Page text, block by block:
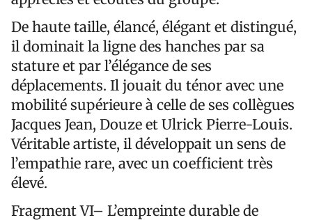
De haute taille, élancé, élégant et distingué,
il dominait la ligne des hanches par sa
stature et par l’élégance de ses
déplacements. Il jouait du ténor avec une
mobilité supérieure à celle de ses collègues
Jacques Jean, Douze et Ulrick Pierre-Louis.
Véritable artiste, il développait un sens de
l’empathie rare, avec un coefficient très
élevé.
Fragment VI– L’empreinte durable de